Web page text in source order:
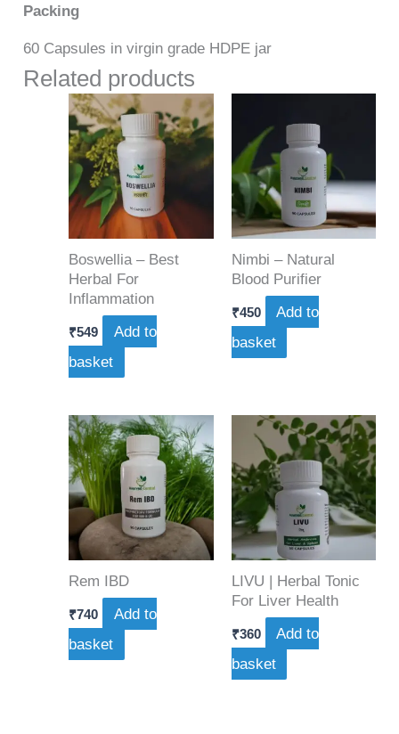
Packing
60 Capsules in virgin grade HDPE jar
Related products
Boswellia – Best
Herbal For
Inflammation
₹549
Add to
basket
Nimbi – Natural
Blood Purifier
₹450
Add to
basket
Rem IBD
₹740
Add to
basket
LIVU | Herbal Tonic
For Liver Health
₹360
Add to
basket